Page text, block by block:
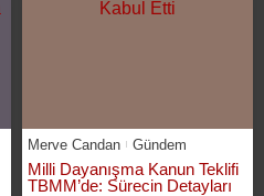
Merve Candan Gündem
Milli Dayanışma Kanun Teklifi
TBMM’de: Sürecin Detayları